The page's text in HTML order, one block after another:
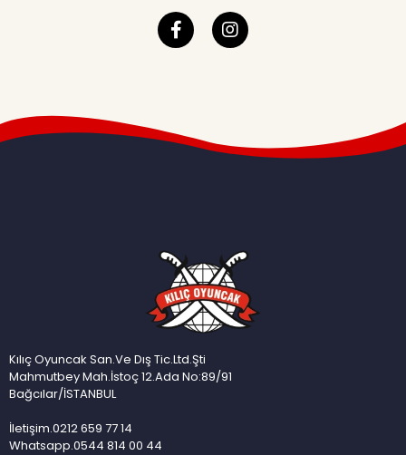
Kılıç Oyuncak San.Ve Dış Tic.Ltd.Şti
Mahmutbey Mah.İstoç 12.Ada No:89/91
Bağcılar/İSTANBUL
İletişim.0212 659 77 14
Whatsapp.0544 814 00 44